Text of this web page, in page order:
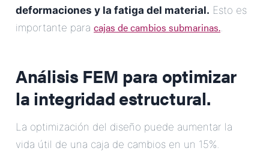
deformaciones y la fatiga del material. Esto es
importante para cajas de cambios submarinas..
Análisis FEM para optimizar
la integridad estructural.
La optimización del diseño puede aumentar la
vida útil de una caja de cambios en un 15%.